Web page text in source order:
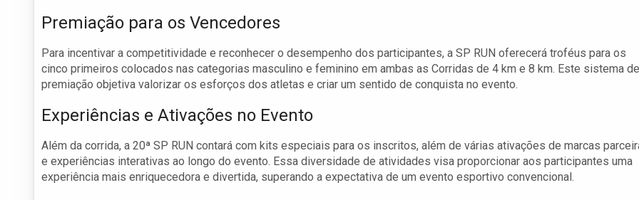
Premiação para os Vencedores
Para incentivar a competitividade e reconhecer o desempenho dos participantes, a SP RUN oferecerá troféus para os
cinco primeiros colocados nas categorias masculino e feminino em ambas as Corridas de 4 km e 8 km. Este sistema de
premiação objetiva valorizar os esforços dos atletas e criar um sentido de conquista no evento.
Experiências e Ativações no Evento
Além da corrida, a 20ª SP RUN contará com kits especiais para os inscritos, além de várias ativações de marcas
e experiências interativas ao longo do evento. Essa diversidade de atividades visa proporcionar aos participantes uma
experiência mais enriquecedora e divertida, superando a expectativa de um evento esportivo convencional.